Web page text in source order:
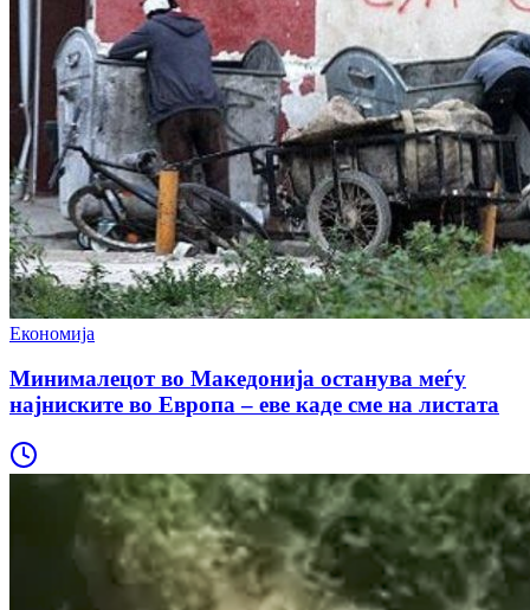
Економија
Минималецот во Македонија останува меѓу
најниските во Европа – еве каде сме на листата